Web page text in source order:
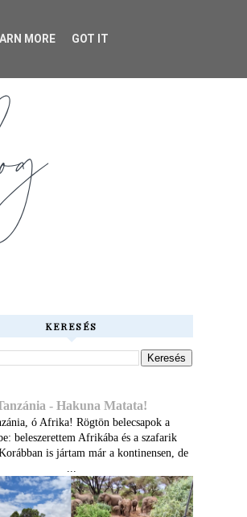
KERESÉS
- Hakuna Matata!
ó Afrika! Rögtön belecsapok a
beleszerettem Afrikába és a szafarik
is jártam már a kontinensen, de
...
MORE GOT IT